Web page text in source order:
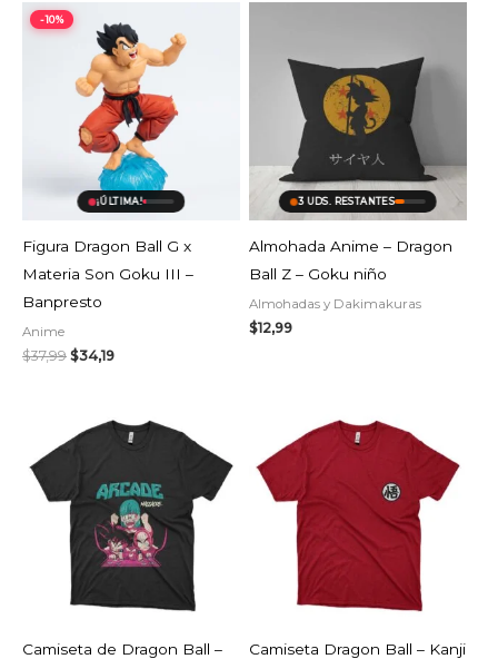
-10%
¡ÚLTIMA!
Figura Dragon Ball G x
Materia Son Goku III –
Banpresto
Anime
$37,99
El
precio
original
era:
$37,99.
$34,19
precio
actual
es:
$34,19.
3 UDS. RESTANTES
Almohada Anime – Dragon
Ball Z – Goku niño
Almohadas y Dakimakuras
$12,99
Camiseta de Dragon Ball –
Camiseta Dragon Ball – Kanji